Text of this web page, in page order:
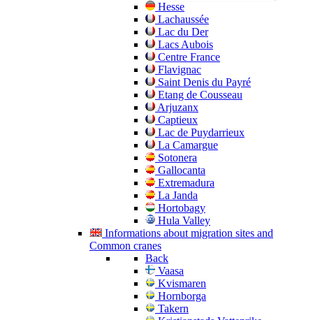
Hesse
Lachaussée
Lac du Der
Lacs Aubois
Centre France
Flavignac
Saint Denis du Payré
Etang de Cousseau
Arjuzanx
Captieux
Lac de Puydarrieux
La Camargue
Sotonera
Gallocanta
Extremadura
La Janda
Hortobagy
Hula Valley
Informations about migration sites and
Common cranes
Back
Vaasa
Kvismaren
Hornborga
Takern